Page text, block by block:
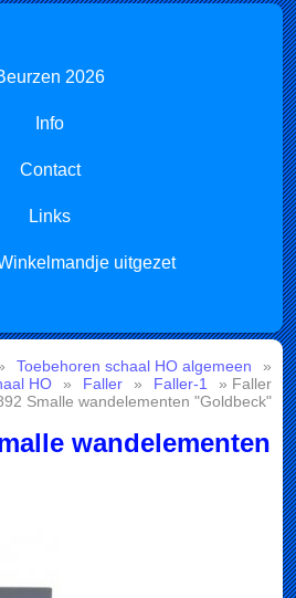
2026
Info
Contact
Links
uitgezet
Toebehoren schaal HO algemeen
»
HO
» Faller » Faller-1
» Faller
Smalle wandelementen "Goldbeck"
wandelementen